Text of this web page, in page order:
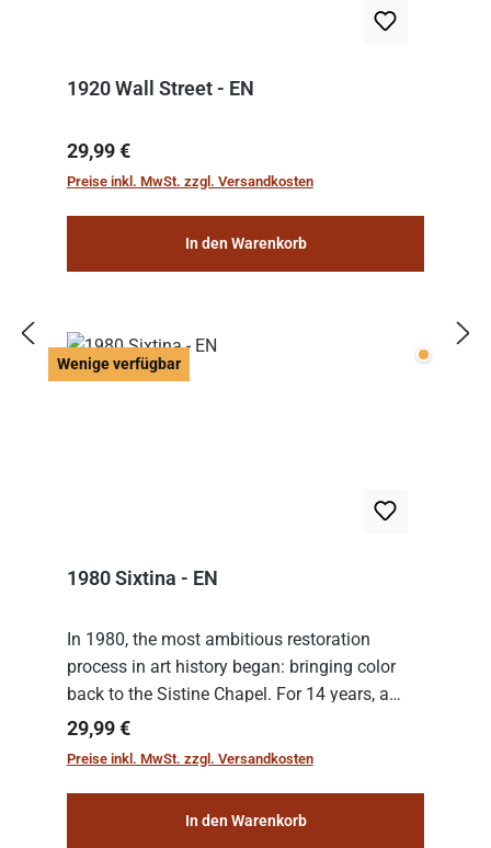
1920 Wall Street - EN
Regulärer Preis:
29,99 €
Preise inkl. MwSt. zzgl. Versandkosten
In den Warenkorb
Wenige verfügbar Wenige
1980 Sixtina - EN
In 1980, the most ambitious restoration
process in art history began: bringing color
back to the Sistine Chapel. For 14 years, a
team of experts from the Vatican undertook
the meticulous job of cleaning and
Regulärer Preis:
29,99 €
Preise inkl. MwSt. zzgl. Versandkosten
In den Warenkorb